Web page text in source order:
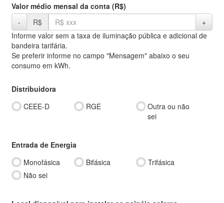
Valor médio mensal da conta (R$)
-
R$
+
Informe valor sem a taxa de iluminação pública e adicional de
bandeira tarifária.
Se preferir informe no campo "Mensagem" abaixo o seu
consumo em kWh.
Distribuidora
CEEE-D
RGE
Outra ou não
sei
Entrada de Energia
Monofásica
Bifásica
Trifásica
Não sei